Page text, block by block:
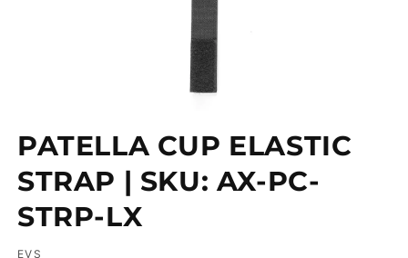
multimedia
1
en
una
modal
PATELLA CUP ELASTIC
STRAP | SKU: AX-PC-
STRP-LX
EVS